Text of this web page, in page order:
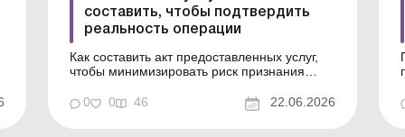
составить, чтобы подтвердить
реальность операции
Как составить акт предоставленных услуг,
чтобы минимизировать риск признания
следует указать (в частности, с учетом
изменений с 01.04.2026 в оформлении
0 0 46 22.06.2026